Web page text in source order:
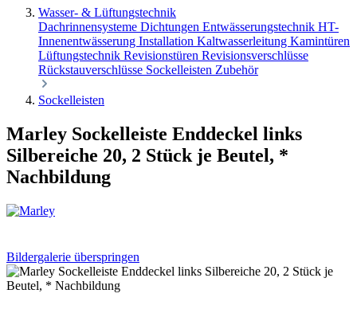
Wasser- & Lüftungstechnik
Dachrinnensysteme Dichtungen Entwässerungstechnik HT-
Innenentwässerung Installation Kaltwasserleitung Kamintüren
Lüftungstechnik Revisionstüren Revisionsverschlüsse
Rückstauverschlüsse Sockelleisten Zubehör
Sockelleisten
Marley Sockelleiste Enddeckel links
Silbereiche 20, 2 Stück je Beutel, *
Nachbildung
Bildergalerie überspringen